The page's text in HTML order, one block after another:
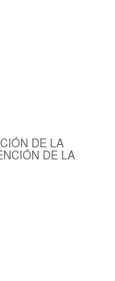
DE LA
DE LA